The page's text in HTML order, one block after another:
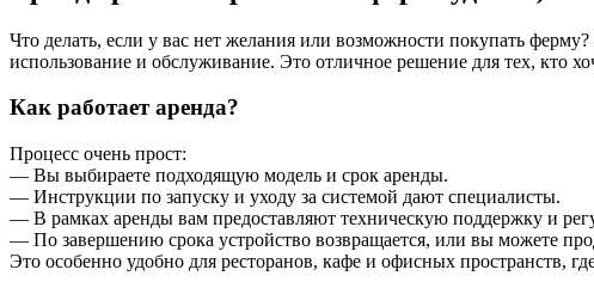
Что делать, если у вас нет желания или возможности покупать
использование и обслуживание. Это отличное решение для тех, кто
Как работает аренда?
Процесс очень прост:
— Вы выбираете подходящую модель и срок аренды.
— Инструкции по запуску и уходу за системой дают специалисты.
— В рамках аренды вам предоставляют техническую поддержку и
— По завершению срока устройство возвращается, или вы можете
Это особенно удобно для ресторанов, кафе и офисных пространств,